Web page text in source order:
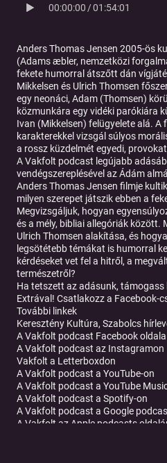
00:00:00/01:54:01
Anders Thomas Jensen 2005-ös
(Adams æbler, nemzetközi
fekete humorral átszőtt dán
Mikkelsen és Ulrich Thomsen
egy neonáci, Adam (Thomsen)
közmunkára egy vidéki parókiára
Ivan (Mikkelsen) felügyelete alá. A
karakterekkel vizsgál súlyos
a rossz küzdelmét egyedi,
A Vakfolt podcast legújabb
vendégszereplésével az Ádám
Anders Thomas Jensen filmje
milyen szerepet játszik ebben a
Megvizsgáljuk, hogyan
és a mély, bibliai allegóriák között.
Ulrich Thomsen alakítása, és
legsötétebb témákat is humorral
kérdéseket vet fel a hitről, a
természetről?
Ha tetszett az adásunk, támogass
Extrával ! Csatlakozz a Facebook-
További linkek
Keresztény Kultúra, Szabolcs
A Vakfolt podcast Facebook oldala
A Vakfolt podcast az Instagramon
Vakfolt a Letterboxdon
A Vakfolt podcast a YouTube-on
A Vakfolt podcast a YouTube
A Vakfolt podcast a Spotify-on
A Vakfolt podcast a Google
A Vakfolt az Apple podcasts